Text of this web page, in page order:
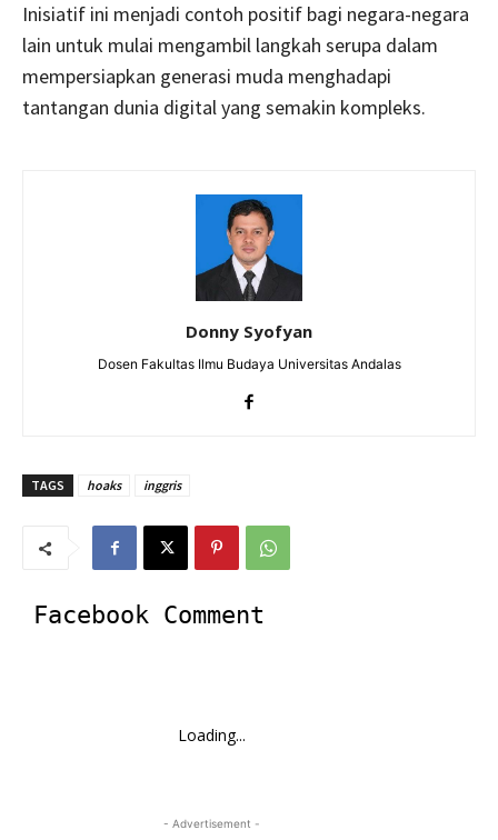
Inisiatif ini menjadi contoh positif bagi negara-negara
lain untuk mulai mengambil langkah serupa dalam
mempersiapkan generasi muda menghadapi
tantangan dunia digital yang semakin kompleks.
Donny Syofyan
Dosen Fakultas Ilmu Budaya Universitas Andalas
TAGS hoaks inggris
Facebook Comment
Loading...
- Advertisement -